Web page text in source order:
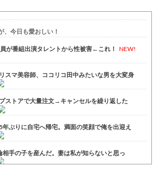
、今日も愛おしい！
員が番組出演タレントから性被害←これ！ NEW!
スマ美容師、ココリコ田中みたいな男を大変身
プストアで大量注文→キャンセルを繰り返した
ぶりに自宅へ帰宅。満面の笑顔で俺を出迎え
相手の子を産んだ。妻は私が知らないと思っ